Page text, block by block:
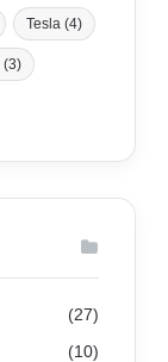
Tesla (4)
(3)
(27)
(10)